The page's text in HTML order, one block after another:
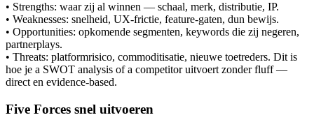
• Strengths: waar zij al winnen — schaal, merk, distributie, IP.
• Weaknesses: snelheid, UX-frictie, feature-gaten, dun bewijs.
• Opportunities: opkomende segmenten, keywords die zij negeren,
partnerplays.
• Threats: platformrisico, commoditisatie, nieuwe toetreders. Dit is
hoe je a SWOT analysis of a competitor uitvoert zonder fluff —
direct en evidence-based.
Five Forces snel uitvoeren